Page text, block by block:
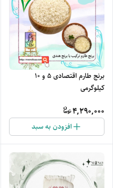
برنج طارم اقتصادی ۵ و ۱۰
کیلوگرمی
4,290,000
افزودن به سبد